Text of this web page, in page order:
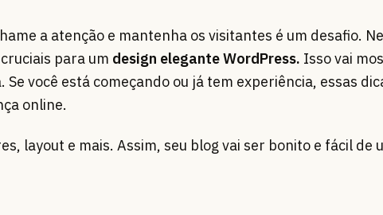
a atenção e mantenha os visitantes é um desafio.
para um design elegante WordPress. Isso vai
Se você está começando ou já tem experiência, essas
online.
layout e mais. Assim, seu blog vai ser bonito e fácil de